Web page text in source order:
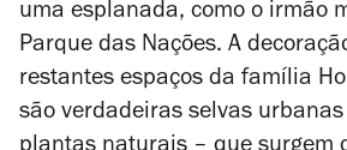
uma esplanada, como o irmão
Parque das Nações. A
restantes espaços da família
são verdadeiras selvas